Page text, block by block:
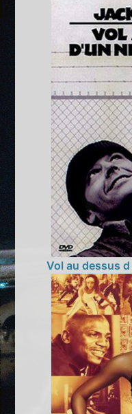
Vol au dessus